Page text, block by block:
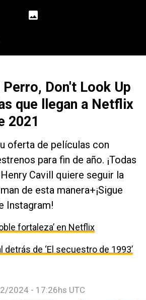
Don't Look Up
que llegan a Netflix
2021
oferta de películas con
para fin de año. ¡Todas
Cavill quiere seguir la
de esta manera+¡Sigue
Instagram!
fortaleza’ en Netflix
detrás de ‘El secuestro de 1993’
2024 - 17:26hs UTC